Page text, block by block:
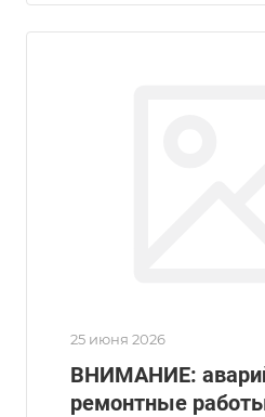
25 июня 2026
ВНИМАНИЕ:
ремонтные